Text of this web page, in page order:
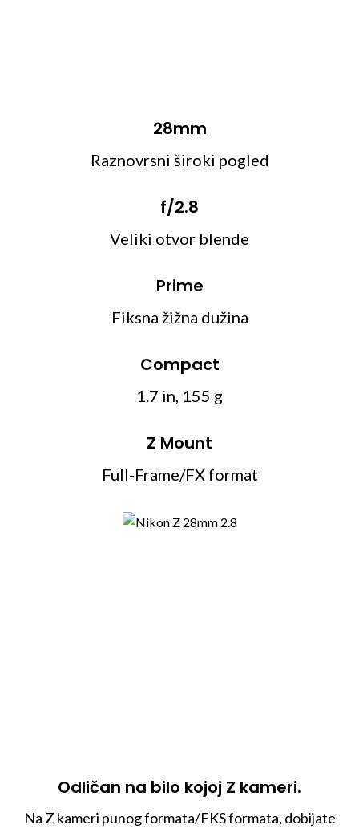
28mm
Raznovrsni široki pogled
f/2.8
Veliki otvor blende
Prime
Fiksna žižna dužina
Compact
1.7 in, 155 g
Z Mount
Full-Frame/FX format
Odličan na bilo kojoj Z kameri.
Na Z kameri punog formata/FKS formata, dobijate